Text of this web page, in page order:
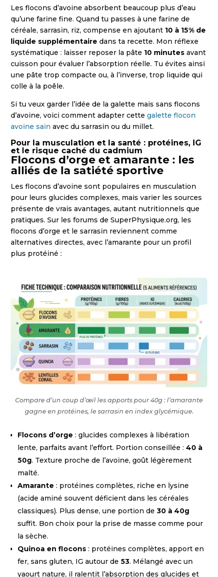
Les flocons d’avoine absorbent beaucoup plus d’eau
qu’une farine fine. Quand tu passes à une farine de
céréale, sarrasin, riz, compense en ajoutant 10 à 15% de
liquide supplémentaire dans ta recette. Mon réflexe
systématique : laisser reposer la pâte 10 minutes avant
cuisson pour évaluer l’absorption réelle. Tu évites ainsi
une pâte trop compacte ou, à l’inverse, trop liquide qui
colle à la poêle.
Si tu veux garder l’idée de la galette mais sans flocons
d’avoine, voici comment adapter cettegalette flocon
avoine sain avec du sarrasin ou du millet.
Pour la musculation et la santé : protéines, IG
et le risque caché du cadmium
Flocons d’orge et amarante : les
alliés de la satiété sportive
Les flocons d’avoine sont populaires en musculation
pour leurs glucides complexes, mais varier les sources
présente de vrais avantages, autant nutritionnels que
pratiques. Sur les forums de SuperPhysique.org, les
flocons d’orge et le sarrasin reviennent comme
alternatives directes, avec l’amarante pour un profil
plus protéiné :
Compare d’un coup d’œil les apports pour 40g : l’amarante
gagne en protéines, le sarrasin en index glycémique.
Flocons d’orge : glucides complexes à libération
lente, parfaits avant l’effort. Portion conseillée :40 à
50g. Texture proche de l’avoine, goût légèrement
malté.
Amarante : protéines complètes, riche en lysine
(acide aminé souvent déficient dans les céréales
classiques). Plus dense, une portion de30 à 40g
suffit. Bon choix pour la prise de masse comme pour
la sèche.
Quinoa en flocons : protéines complètes, apport en
fer, sans gluten, IG autour de53. Mélangé avec un
yaourt nature, il ralentit l’absorption des glucides et